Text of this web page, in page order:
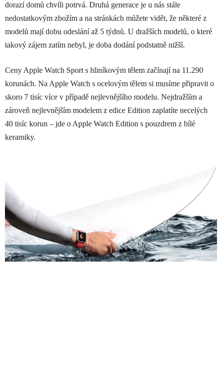
dorazí domů chvíli potrvá. Druhá generace je u nás stále
nedostatkovým zbožím a na stránkách můžete vidět, že některé z
modelů mají dobu odeslání až 5 týdnů. U dražších modelů, o které
takový zájem zatím nebyl, je doba dodání podstatně nižší.
Ceny Apple Watch Sport s hliníkovým tělem začínají na 11.290
korunách. Na Apple Watch s ocelovým tělem si musíme připravit o
skoro 7 tisíc více v případě nejlevnějšího modelu. Nejdražším a
zároveň nejlevnějším modelem z edice Edition zaplatíte necelých
40 tisíc korun – jde o Apple Watch Edition s pouzdrem z bílé
keramiky.